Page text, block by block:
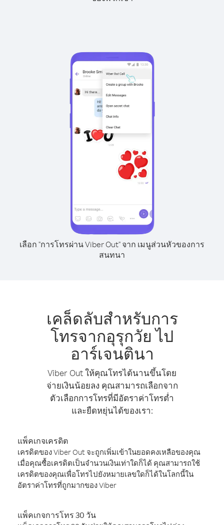
เลือก "การโทรผ่าน Viber Out" จาก เมนูส่วนหัวของการ
สนทนา
เคล็ดลับสำหรับการ
โทรจากอุรุกวัย ไป
อาร์เจนตินา
Viber Out ให้คุณโทรได้นานขึ้นโดย
จ่ายเงินน้อยลง คุณสามารถเลือกจาก
ตัวเลือกการโทรที่มีอัตราค่าโทรต่ำ
และยืดหยุ่นได้ของเรา:
แพ็คเกจเครดิต
เครดิตของ Viber Out จะถูกเพิ่มเข้าในยอดคงเหลือของคุณ
เมื่อคุณซื้อเครดิตเป็นจำนวนเงินเท่าใดก็ได้ คุณสามารถใช้
เครดิตของคุณเพื่อโทรไปยังหมายเลขใดก็ได้ในโลกนี้ใน
อัตราค่าโทรที่ถูกมากของ Viber
แพ็คเกจการโทร 30 วัน